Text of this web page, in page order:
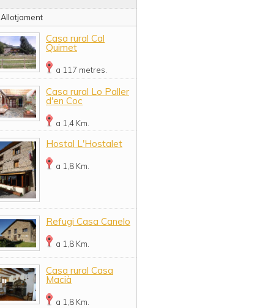
Allotjament
Casa rural Cal
Quimet
a 117 metres.
Casa rural Lo Paller
d'en Coc
a 1,4 Km.
Hostal L'Hostalet
a 1,8 Km.
Refugi Casa Canelo
a 1,8 Km.
Casa rural Casa
Macià
a 1,8 Km.